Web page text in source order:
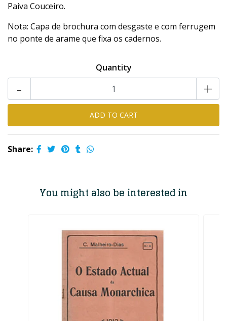
Paiva Couceiro.
Nota: Capa de brochura com desgaste e com ferrugem
no ponte de arame que fixa os cadernos.
Quantity
+
-
Share:
You might also be interested in